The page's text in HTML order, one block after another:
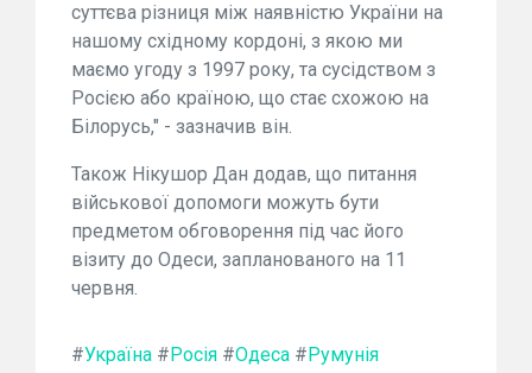
суттєва різниця між наявністю України на
нашому східному кордоні, з якою ми
маємо угоду з 1997 року, та сусідством з
Росією або країною, що стає схожою на
Білорусь," - зазначив він.
Також Нікушор Дан додав, що питання
військової допомоги можуть бути
предметом обговорення під час його
візиту до Одеси, запланованого на 11
червня.
#Україна # Росія #Одеса # Румунія